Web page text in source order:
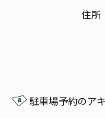
住所
駐車場予約のア